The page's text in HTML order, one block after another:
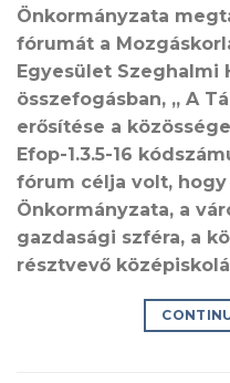
Önkormányzata
fórumát a
Egyesület Szeghalmi
összefogásban, „ A
erősítése a
Efop-1.3.5-16
fórum célja volt, hogy
Önkormányzata, a
gazdasági szféra, a
résztvevő